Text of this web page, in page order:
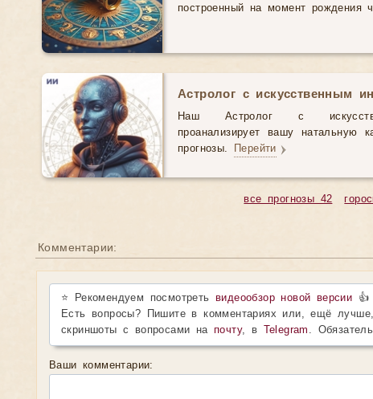
построенный на момент рождения
Астролог с искусственным
Наш Астролог с
проанализирует вашу натальную
прогнозы. Перейти
все прогнозы 42
Комментарии:
⭐ Рекомендуем посмотретьвидеообзор новой версии 👍
Есть вопросы? Пишите в комментариях или, ещё лучше,
скриншоты с вопросами напочту, в Telegram .
Ваши комментарии: